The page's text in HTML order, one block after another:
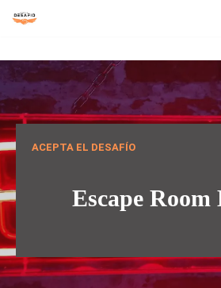
al
contenido
ACEPTA EL DESAFÍO
Escape Room